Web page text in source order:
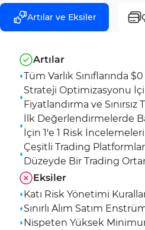
Artılar ve Eksiler
Artılar
Tüm Varlık Sınıflarında
Strateji Optimizasyonu
Fiyatlandırma ve
İlk Değerlendirmelerde
İçin 1'e 1 Risk İncelemeleri
Çeşitli Trading
Düzeyde Bir Trading
Eksiler
Katı Risk Yönetimi
Sınırlı Alım Satım
Nispeten Yüksek